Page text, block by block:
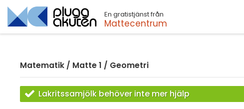
En gratistjänst från
Mattecentrum
Matematik / Matte 1 / Geometri
Lakritssamjölk behöver inte mer hjälp
Sök